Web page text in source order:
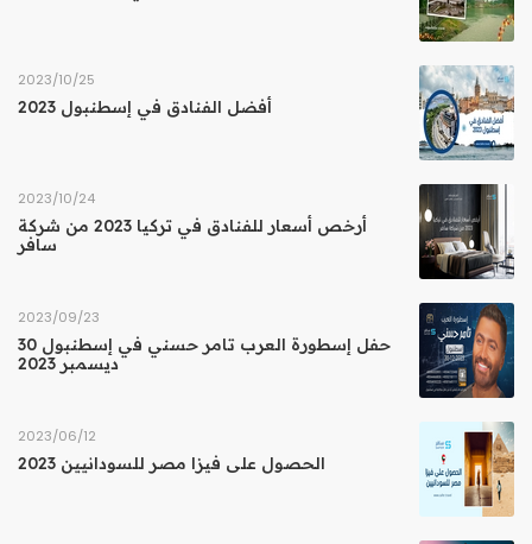
25‏/10‏/2023
أفضل الفنادق في إسطنبول 2023
24‏/10‏/2023
أرخص أسعار للفنادق في تركيا 2023 من شركة
سافر
23‏/09‏/2023
حفل إسطورة العرب تامر حسني في إسطنبول 30
ديسمبر 2023
12‏/06‏/2023
الحصول على فيزا مصر للسودانيين 2023